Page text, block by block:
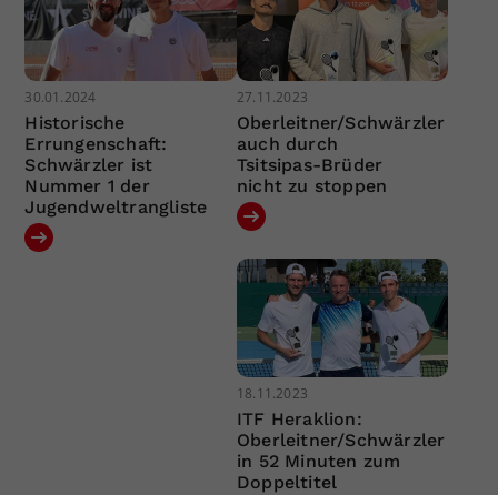
30.01.2024
Historische
Errungenschaft:
Schwärzler ist
Nummer 1 der
Jugendweltrangliste
27.11.2023
Oberleitner/Schwärzler
auch durch
Tsitsipas-Brüder
nicht zu stoppen
18.11.2023
ITF Heraklion:
Oberleitner/Schwärzler
in 52 Minuten zum
Doppeltitel